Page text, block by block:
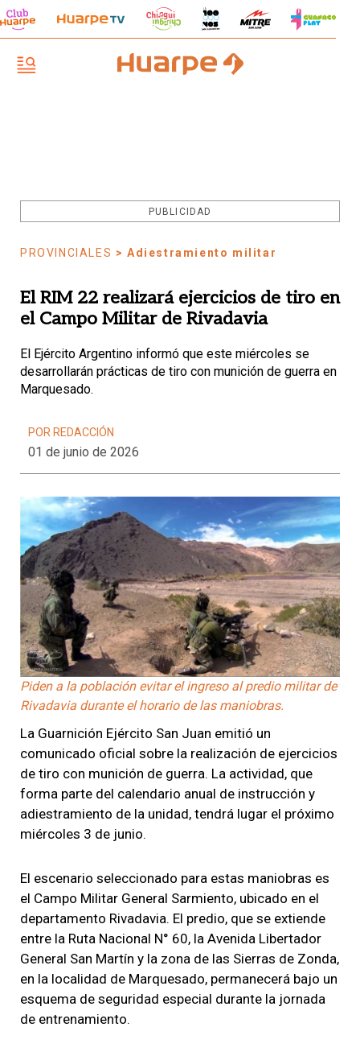
PUBLICIDAD
PROVINCIALES > Adiestramiento militar
El RIM 22 realizará ejercicios de tiro en
el Campo Militar de Rivadavia
El Ejército Argentino informó que este miércoles se
desarrollarán prácticas de tiro con munición de guerra en
Marquesado.
POR REDACCIÓN
01 de junio de 2026
Piden a la población evitar el ingreso al predio militar de
Rivadavia durante el horario de las maniobras.
La Guarnición Ejército San Juan emitió un
comunicado oficial sobre la realización de ejercicios
de tiro con munición de guerra. La actividad, que
forma parte del calendario anual de instrucción y
adiestramiento de la unidad, tendrá lugar el próximo
miércoles 3 de junio.
El escenario seleccionado para estas maniobras es
el Campo Militar General Sarmiento, ubicado en el
departamento Rivadavia. El predio, que se extiende
entre la Ruta Nacional N° 60, la Avenida Libertador
General San Martín y la zona de las Sierras de Zonda,
en la localidad de Marquesado, permanecerá bajo un
esquema de seguridad especial durante la jornada
de entrenamiento.